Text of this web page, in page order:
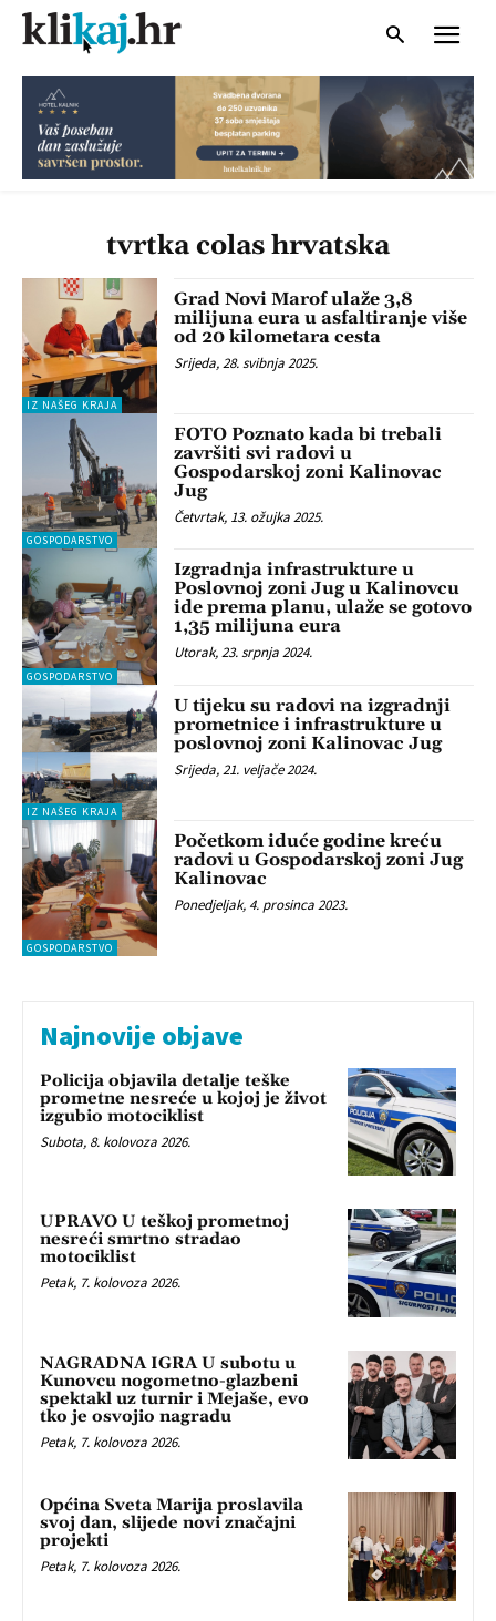
tvrtka colas hrvatska
IZ NAŠEG KRAJA
Grad Novi Marof ulaže 3,8
milijuna eura u asfaltiranje više
od 20 kilometara cesta
Srijeda, 28. svibnja 2025.
GOSPODARSTVO
FOTO Poznato kada bi trebali
završiti svi radovi u
Gospodarskoj zoni Kalinovac
Jug
Četvrtak, 13. ožujka 2025.
GOSPODARSTVO
Izgradnja infrastrukture u
Poslovnoj zoni Jug u Kalinovcu
ide prema planu, ulaže se gotovo
1,35 milijuna eura
Utorak, 23. srpnja 2024.
IZ NAŠEG KRAJA
U tijeku su radovi na izgradnji
prometnice i infrastrukture u
poslovnoj zoni Kalinovac Jug
Srijeda, 21. veljače 2024.
GOSPODARSTVO
Početkom iduće godine kreću
radovi u Gospodarskoj zoni Jug
Kalinovac
Ponedjeljak, 4. prosinca 2023.
Najnovije objave
Policija objavila detalje teške
prometne nesreće u kojoj je život
izgubio motociklist
Subota, 8. kolovoza 2026.
UPRAVO U teškoj prometnoj
nesreći smrtno stradao
motociklist
Petak, 7. kolovoza 2026.
NAGRADNA IGRA U subotu u
Kunovcu nogometno-glazbeni
spektakl uz turnir i Mejaše, evo
tko je osvojio nagradu
Petak, 7. kolovoza 2026.
Općina Sveta Marija proslavila
svoj dan, slijede novi značajni
projekti
Petak, 7. kolovoza 2026.